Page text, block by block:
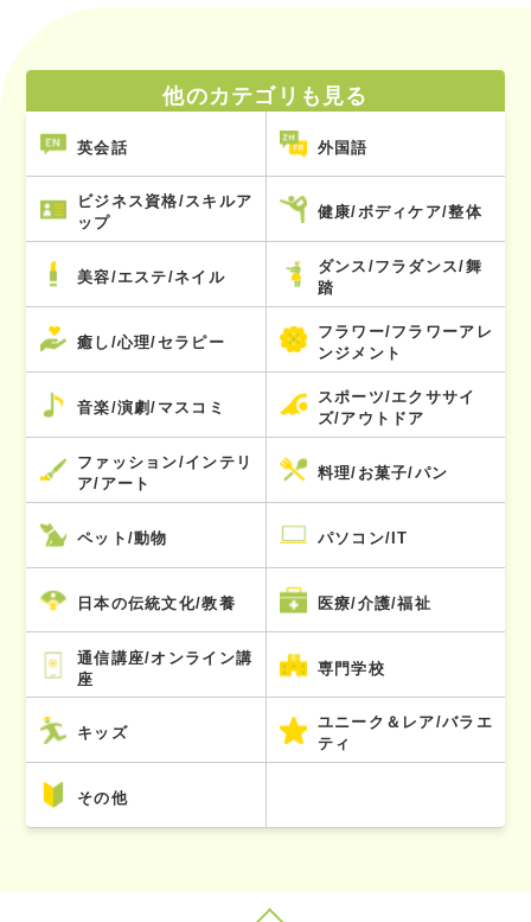
他のカテゴリも見る
英会話 外国語
ビジネス資格/スキルア
ップ
健康/ボディケア/整体
美容/エステ/ネイル
ダンス/フラダンス/舞
踏
癒し/心理/セラピー
フラワー/フラワーアレ
ンジメント
音楽/演劇/マスコミ
スポーツ/エクササイ
ズ/アウトドア
ファッション/インテリ
ア/アート
料理/お菓子/パン
ペット/動物 パソコン/IT
日本の伝統文化/教養 医療/介護/福祉
通信講座/オンライン講
座
専門学校
キッズ
ユニーク＆レア/バラエ
ティ
その他